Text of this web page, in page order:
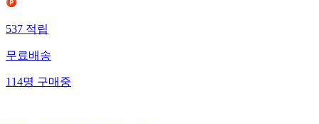
537적립
무료배송
114명구매중